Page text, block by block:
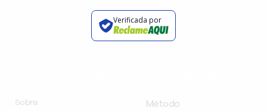
Verificada por
Sobre
Método